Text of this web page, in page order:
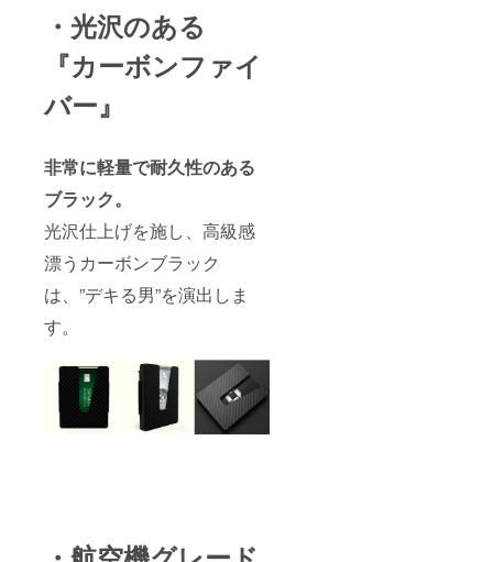
・光沢のある
『カーボンファイ
バー』
非常に軽量で耐久性のある
ブラック。
光沢仕上げを施し、高級感
漂うカーボンブラック
は、”デキる男”を演出しま
す。